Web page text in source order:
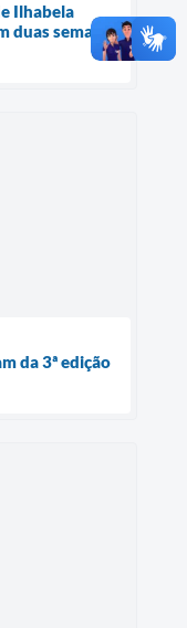
Ilhabela
duas semanas
da 3ª edição